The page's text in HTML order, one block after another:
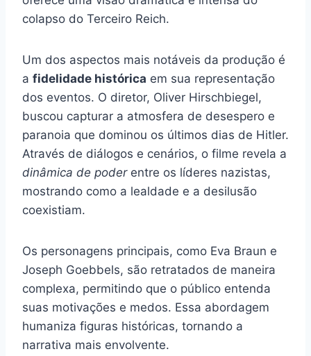
colapso do Terceiro Reich.
Um dos aspectos mais notáveis da produção é
a fidelidade histórica em sua representação
dos eventos. O diretor, Oliver Hirschbiegel,
buscou capturar a atmosfera de desespero e
paranoia que dominou os últimos dias de Hitler.
Através de diálogos e cenários, o filme revela a
dinâmica de poderentre os líderes nazistas,
mostrando como a lealdade e a desilusão
coexistiam.
Os personagens principais, como Eva Braun e
Joseph Goebbels, são retratados de maneira
complexa, permitindo que o público entenda
suas motivações e medos. Essa abordagem
humaniza figuras históricas, tornando a
narrativa mais envolvente.